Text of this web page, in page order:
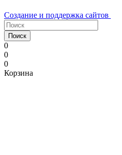
Создание и поддержка сайтов
Поиск
0
0
0
Корзина